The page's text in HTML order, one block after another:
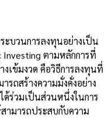
บวนการลงทุนอย่างเป็น
ตามหลักการที่
เข้มงวด คือวิธีการลงทุนที่
ถสร้างความมั่งคั่งอย่าง
ด้ร่วมเป็นส่วนหนึ่งในการ
ามารถประสบกับความ